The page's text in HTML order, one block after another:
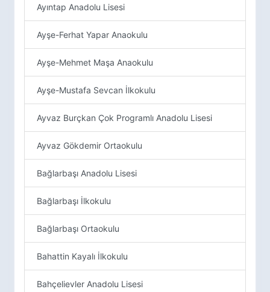
Ayıntap Anadolu Lisesi
Ayşe-Ferhat Yapar Anaokulu
Ayşe-Mehmet Maşa Anaokulu
Ayşe-Mustafa Sevcan İlkokulu
Ayvaz Burçkan Çok Programlı Anadolu Lisesi
Ayvaz Gökdemir Ortaokulu
Bağlarbaşı Anadolu Lisesi
Bağlarbaşı İlkokulu
Bağlarbaşı Ortaokulu
Bahattin Kayalı İlkokulu
Bahçelievler Anadolu Lisesi